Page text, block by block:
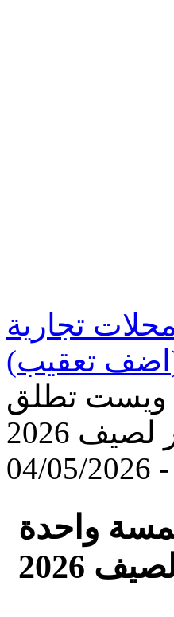
محلات تجارية
ويست تطلق
2026
04/05/2026
2026